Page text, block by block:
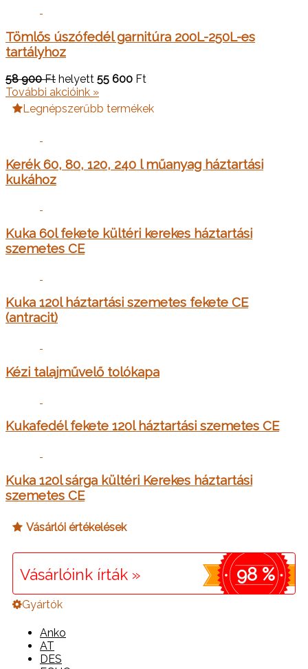
Tömlős úszófedél garnitúra 200L-250L-es
tartályhoz
58 900 Ft helyett 55 600 Ft
További akcióink »
Legnépszerűbb termékek
Kerék 60, 80, 120, 240 l műanyag háztartási
kukához
Kuka 60l fekete kültéri kerekes háztartási
szemetes CE
Kuka 120l háztartási szemetes fekete CE
(antracit)
Kézi talajművelő tolókapa
Kukafedél fekete 120l háztartási szemetes CE
Kuka 120l sárga kültéri Kerekes háztartási
szemetes CE
Vásárlói értékelések
Vásárlóink írták » 98 %
Gyártók
Anko
AT
DES